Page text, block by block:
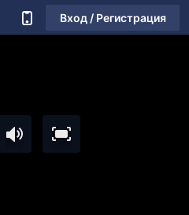
Вход / Регистрация